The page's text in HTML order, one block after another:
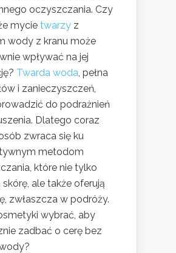
oczyszczania. Czy
mycie twarzy z
wody z kranu może
wpływać na jej
Twarda woda, pełna
i zanieczyszczeń,
do podrażnień
Dlatego coraz
zwraca się ku
metodom
które nie tylko
skórę, ale także oferują
zwłaszcza w podróży.
wybrać, aby
zadbać o cerę bez